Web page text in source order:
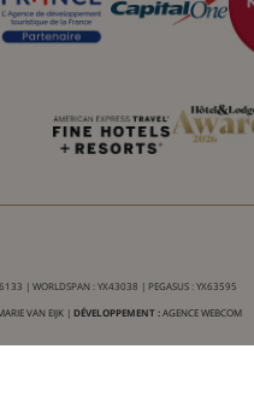
| WORLDSPAN : YX43038 | PEGASUS : YX63595
VAN EIJK | DÉVELOPPEMENT :AGENCE WEBCOM